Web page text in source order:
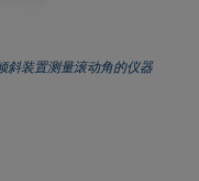
斜装置测量滚动角的仪器